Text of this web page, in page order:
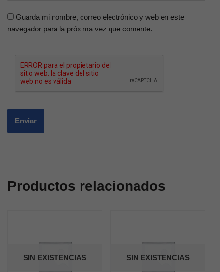
Guarda mi nombre, correo electrónico y web en este
navegador para la próxima vez que comente.
Productos relacionados
SIN EXISTENCIAS SIN EXISTENCIAS